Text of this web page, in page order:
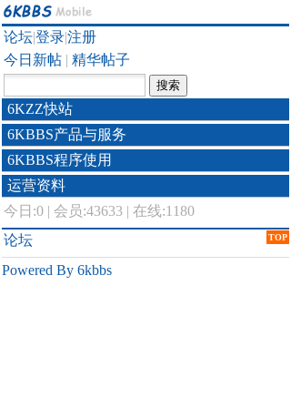
论坛|登录|注册
今日新帖 | 精华帖子
6KZZ快站
6KBBS产品与服务
6KBBS程序使用
运营资料
今日:0 | 会员:43633 | 在线:1180
TOP
论坛
Powered By 6kbbs